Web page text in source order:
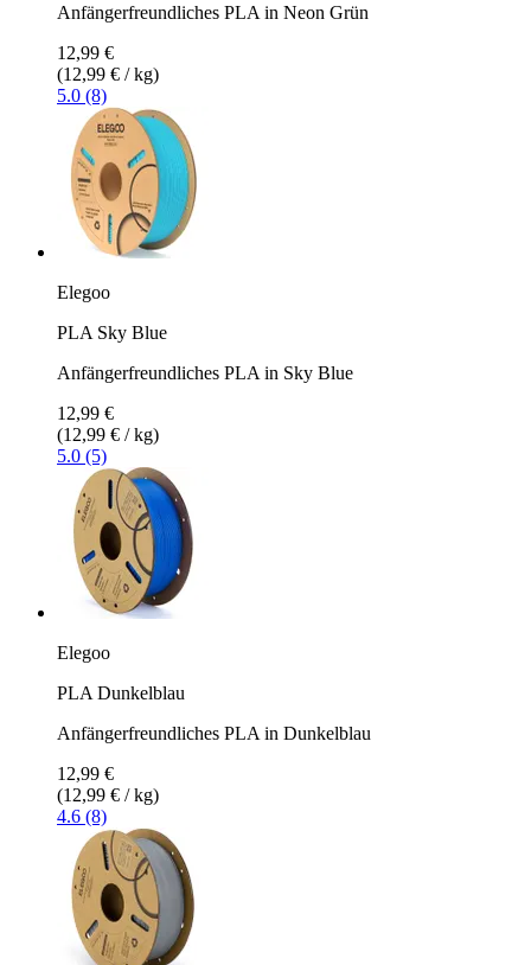
Anfängerfreundliches PLA in Neon Grün
12,99 €
(12,99 € / kg)
5.0 (8)
Elegoo
PLA Sky Blue
Anfängerfreundliches PLA in Sky Blue
12,99 €
(12,99 € / kg)
5.0 (5)
Elegoo
PLA Dunkelblau
Anfängerfreundliches PLA in Dunkelblau
12,99 €
(12,99 € / kg)
4.6 (8)